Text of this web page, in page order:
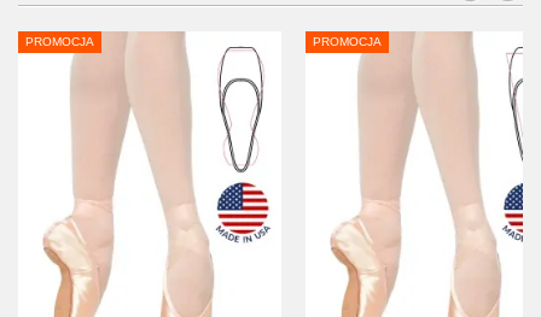
PROMOCJA PROMOCJA